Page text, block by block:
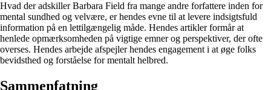
Hvad der adskiller Barbara Field fra mange andre forfattere inden for
mental sundhed og velvære, er hendes evne til at levere indsigtsfuld
information på en lettilgængelig måde. Hendes artikler formår at
henlede opmærksomheden på vigtige emner og perspektiver, der ofte
overses. Hendes arbejde afspejler hendes engagement i at øge folks
bevidsthed og forståelse for mentalt helbred.
Sammenfatning